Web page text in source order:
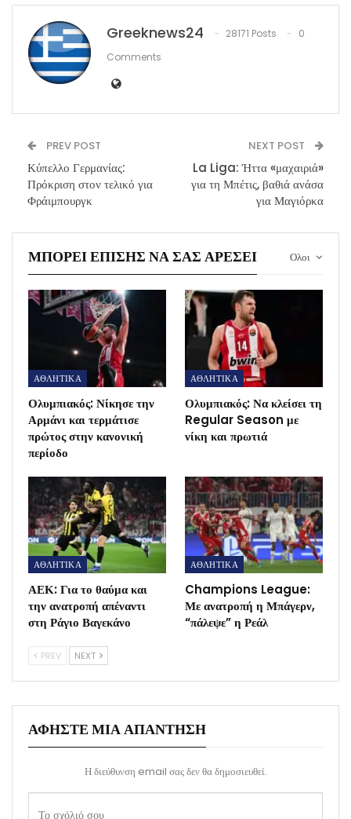
Greeknews24 28171 Posts
0
Comments
PREV POST
Κύπελλο Γερμανίας:
Πρόκριση στον τελικό για
Φράιμπουργκ
NEXT POST
La Liga: Ήττα «μαχαιριά»
για τη Μπέτις, βαθιά ανάσα
για Μαγιόρκα
Ολοι
ΜΠΟΡΕΊ ΕΠΊΣΗΣ ΝΑ ΣΑΣ ΑΡΈΣΕΙ
ΑΘΛΗΤΙΚΑ
Ολυμπιακός: Νίκησε την
Αρμάνι και τερμάτισε
πρώτος στην κανονική
περίοδο
ΑΘΛΗΤΙΚΑ
Ολυμπιακός: Να κλείσει τη
Regular Season με
νίκη και πρωτιά
ΑΘΛΗΤΙΚΑ
ΑΕΚ: Για το θαύμα και
την ανατροπή απέναντι
στη Ράγιο Βαγεκάνο
ΑΘΛΗΤΙΚΑ
Champions League:
Με ανατροπή η Μπάγερν,
“πάλεψε” η Ρεάλ
PREV NEXT
ΑΦΉΣΤΕ ΜΙΑ ΑΠΆΝΤΗΣΗ
Η διεύθυνση email σας δεν θα δημοσιευθεί.